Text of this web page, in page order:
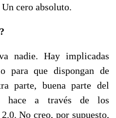
cero absoluto.
nadie. Hay implicadas
para que dispongan de
parte, buena parte del
hace a través de los
No creo, por supuesto,